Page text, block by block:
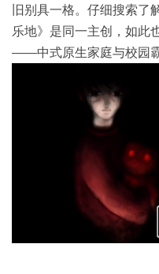
旧别具一格。仔细搜索了
乐地》是同一主创，如此
——中式原生家庭与校园霸